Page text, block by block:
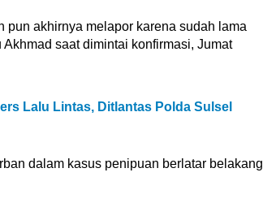
pun akhirnya melapor karena sudah lama
saat dimintai konfirmasi, Jumat
Lalu Lintas, Ditlantas Polda Sulsel
dalam kasus penipuan berlatar belakang